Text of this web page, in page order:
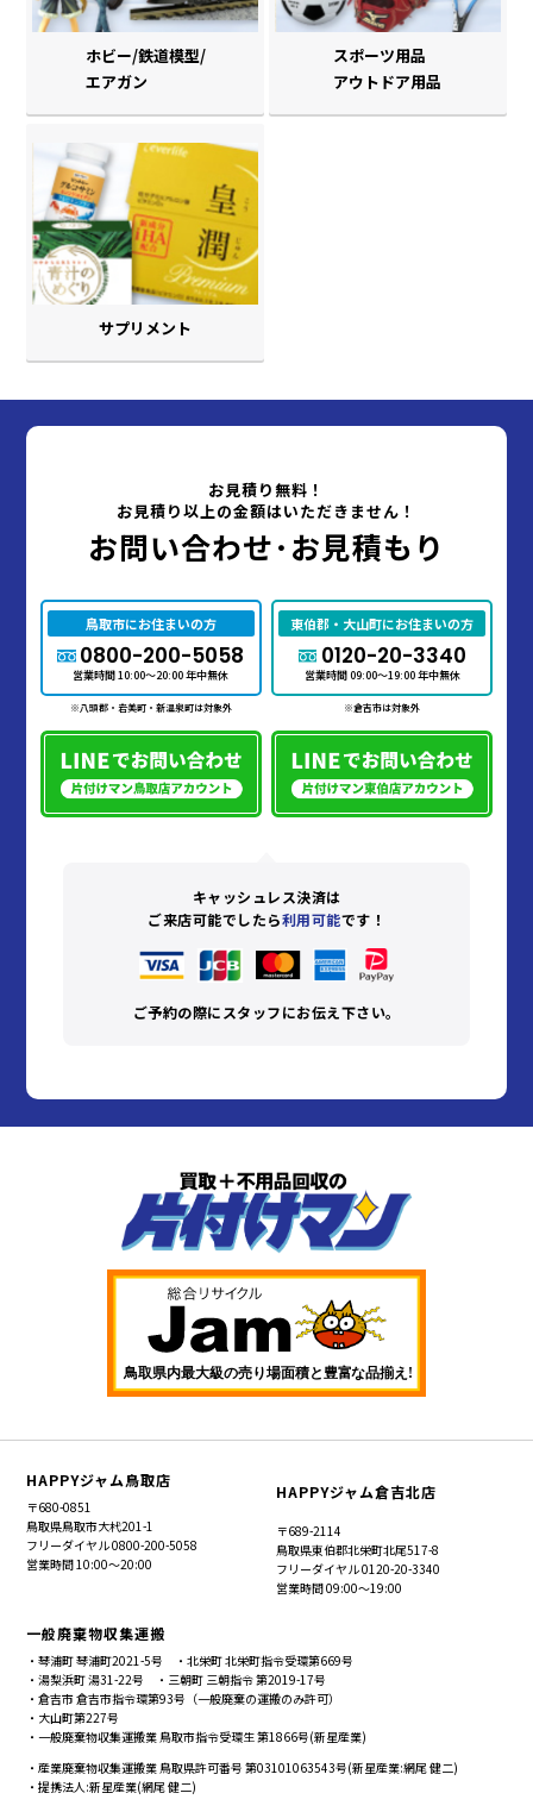
ホビー/鉄道模型/
エアガン
スポーツ用品
アウトドア用品
サプリメント
お見積り無料！
お見積り以上の金額はいただきません！
お問い合わせ･お見積もり
鳥取市にお住まいの方
0800-200-5058
営業時間 10:00～20:00 年中無休
※八頭郡・岩美町・新温泉町は対象外
東伯郡・大山町にお住まいの方
0120-20-3340
営業時間 09:00～19:00 年中無休
※倉吉市は対象外
キャッシュレス決済は
ご来店可能でしたら利用可能です！
ご予約の際にスタッフにお伝え下さい。
HAPPYジャム鳥取店
〒680-0851
鳥取県鳥取市大杙201-1
フリーダイヤル0800-200-5058
営業時間 10:00～20:00
HAPPYジャム倉吉北店
〒689-2114
鳥取県東伯郡北栄町北尾517-8
フリーダイヤル0120-20-3340
営業時間 09:00～19:00
一般廃棄物収集運搬
・琴浦町 琴浦町2021-5号 ・北栄町 北栄町指令受環第669号
・湯梨浜町 湯31-22号 ・三朝町 三朝指令 第2019-17号
・倉吉市 倉吉市指令環第93号（一般廃棄の運搬のみ許可）
・大山町第227号
・一般廃棄物収集運搬業 鳥取市指令受環生 第1866号(新星産業)
・産業廃棄物収集運搬業 鳥取県許可番号 第03101063543号(新星産業:網尾 健二)
・提携法人:新星産業(網尾 健二)